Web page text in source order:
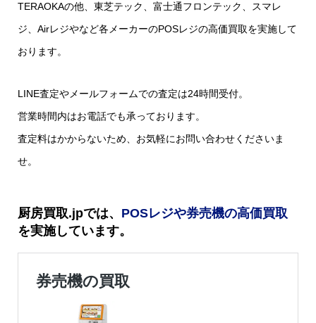
TERAOKAの他、東芝テック、富士通フロンテック、スマレ
ジ、Airレジやなど各メーカーのPOSレジの高価買取を実施して
おります。
LINE査定やメールフォームでの査定は24時間受付。
営業時間内はお電話でも承っております。
査定料はかからないため、お気軽にお問い合わせくださいま
せ。
厨房買取.jpでは、 POSレジや券売機の高価買取
を実施しています。